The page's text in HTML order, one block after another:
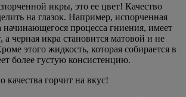
икры, это ее цвет! Качество
на глазок. Например, испорченная
начинающегося процесса гниения, имеет
а черная икра становится матовой и не
этого жидкость, которая собирается в
более густую консистенцию.
качества горчит на вкус!